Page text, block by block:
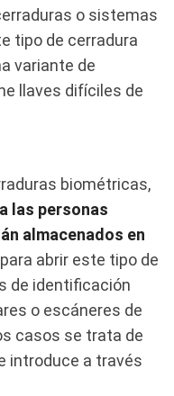
o sistemas
tipo de cerradura
variante de
llaves difíciles de
biométricas,
las personas
almacenados en
abrir este tipo de
de identificación
o escáneres de
casos se trata de
introduce a través